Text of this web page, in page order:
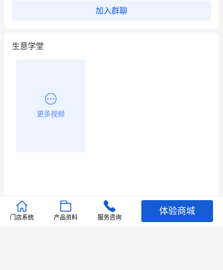
昨晚的直播课程太好啦❤️
加入群聊
生意学堂
更多视频
推荐文章
门店系统 产品资料 服务咨询
体验商城